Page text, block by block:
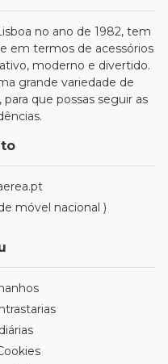
no ano de 1982, tem
em termos de acessórios
moderno e divertido.
grande variedade de
que possas seguir as
móvel nacional )